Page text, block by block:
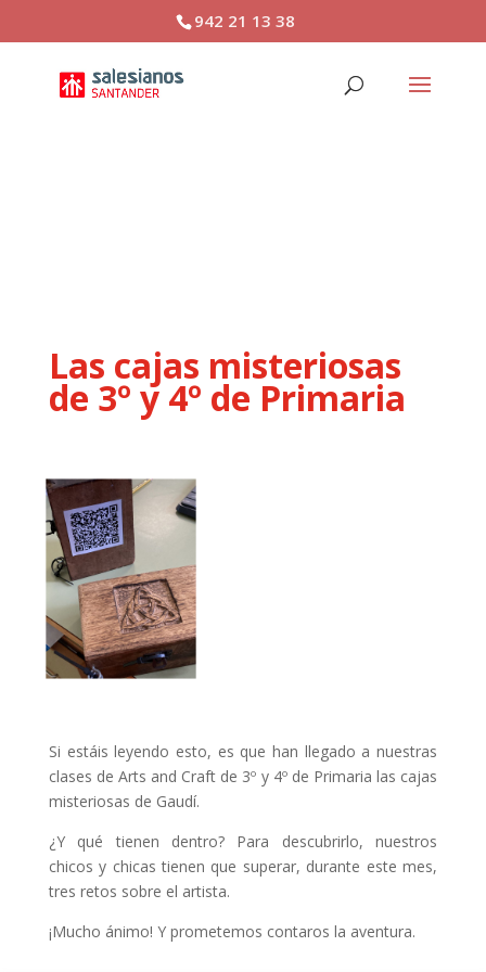
942 21 13 38
Las cajas misteriosas
de 3º y 4º de Primaria
Si estáis leyendo esto, es que han llegado a nuestras
clases de Arts and Craft de 3º y 4º de Primaria las cajas
misteriosas de Gaudí.
¿Y qué tienen dentro? Para descubrirlo, nuestros
chicos y chicas tienen que superar, durante este mes,
tres retos sobre el artista.
¡Mucho ánimo! Y prometemos contaros la aventura.